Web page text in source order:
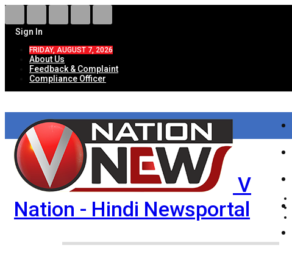
Sign In
FRIDAY, AUGUST 7, 2026
About Us
Feedback & Complaint
Compliance Officer
V
Nation - Hindi Newsportal